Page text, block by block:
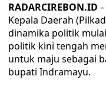
RADARCIREBON.ID
Kepala Daerah
dinamika politik
politik kini tengah
untuk maju sebagai
bupati Indramayu.